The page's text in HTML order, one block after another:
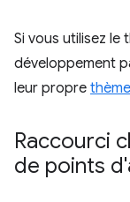
Si vous utilisez le
développement
leur propre
Raccourci
de points